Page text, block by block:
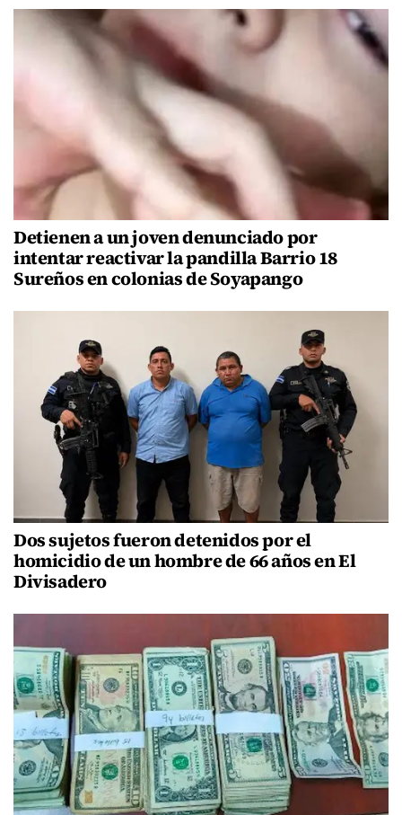
Detienen a un joven denunciado por
intentar reactivar la pandilla Barrio 18
Sureños en colonias de Soyapango
Dos sujetos fueron detenidos por el
homicidio de un hombre de 66 años en El
Divisadero